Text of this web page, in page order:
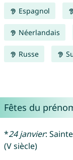
Espagnol
Néerlandais
Russe
Fêtes du
*24 janvier:
(V siècle)